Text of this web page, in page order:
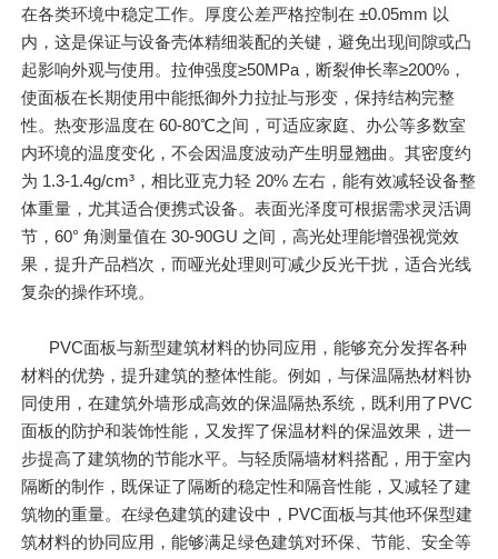
在各类环境中稳定工作。厚度公差严格控制在 ±0.05mm 以
内，这是保证与设备壳体精细装配的关键，避免出现间隙或凸
起影响外观与使用。拉伸强度≥50MPa，断裂伸长率≥200%，
使面板在长期使用中能抵御外力拉扯与形变，保持结构完整
性。热变形温度在 60-80℃之间，可适应家庭、办公等多数室
内环境的温度变化，不会因温度波动产生明显翘曲。其密度约
为 1.3-1.4g/cm³，相比亚克力轻 20% 左右，能有效减轻设备整
体重量，尤其适合便携式设备。表面光泽度可根据需求灵活调
节，60° 角测量值在 30-90GU 之间，高光处理能增强视觉效
果，提升产品档次，而哑光处理则可减少反光干扰，适合光线
复杂的操作环境。
PVC面板与新型建筑材料的协同应用，能够充分发挥各种
材料的优势，提升建筑的整体性能。例如，与保温隔热材料协
同使用，在建筑外墙形成高效的保温隔热系统，既利用了PVC
面板的防护和装饰性能，又发挥了保温材料的保温效果，进一
步提高了建筑物的节能水平。与轻质隔墙材料搭配，用于室内
隔断的制作，既保证了隔断的稳定性和隔音性能，又减轻了建
筑物的重量。在绿色建筑的建设中，PVC面板与其他环保型建
筑材料的协同应用，能够满足绿色建筑对环保、节能、安全等